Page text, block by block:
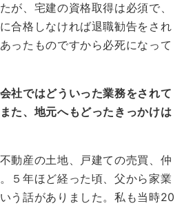
が、宅建の資格取得は必須で、
合格しなければ退職勧告をされ
ったものですから必死になって
社ではどういった業務をされて
た、地元へもどったきっかけは
動産の土地、戸建ての売買、仲
５年ほど経った頃、父から家業
う話がありました。私も当時20